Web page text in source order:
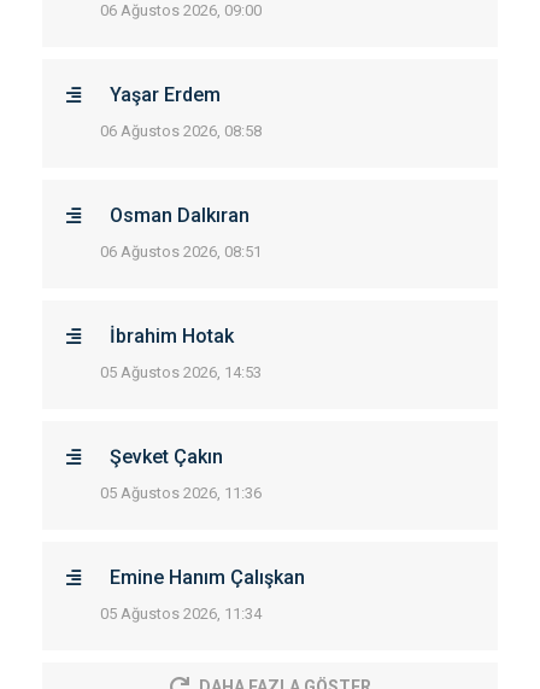
06 Ağustos 2026, 09:00
Yaşar Erdem
06 Ağustos 2026, 08:58
Osman Dalkıran
06 Ağustos 2026, 08:51
İbrahim Hotak
05 Ağustos 2026, 14:53
Şevket Çakın
05 Ağustos 2026, 11:36
Emine Hanım Çalışkan
05 Ağustos 2026, 11:34